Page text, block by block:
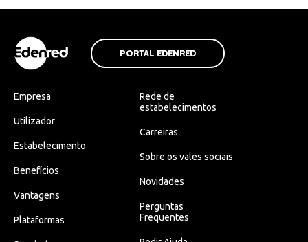
PORTAL EDENRED
Empresa
Utilizador
Estabelecimento
Benefícios
Vantagens
Plataformas
Rede de
estabelecimentos
Carreiras
Sobre os vales sociais
Novidades
Perguntas
Frequentes